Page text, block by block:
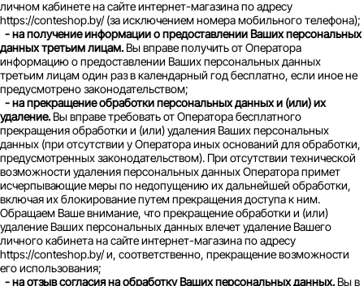
личном кабинете на сайте интернет-магазина по адресу
https://conteshop.by/ (за исключением номера мобильного телефона);
- на получение информации о предоставлении Ваших персональных
данных третьим лицам.Вы вправе получить от Оператора
информацию о предоставлении Ваших персональных данных
третьим лицам один раз в календарный год бесплатно, если иное не
предусмотрено законодательством;
- на прекращение обработки персональных данных и (или) их
удаление.Вы вправе требовать от Оператора бесплатного
прекращения обработки и (или) удаления Ваших персональных
данных (при отсутствии у Оператора иных оснований для обработки,
предусмотренных законодательством). При отсутствии технической
возможности удаления персональных данных Оператора примет
исчерпывающие меры по недопущению их дальнейшей обработки,
включая их блокирование путем прекращения доступа к ним.
Обращаем Ваше внимание, что прекращение обработки и (или)
удаление Ваших персональных данных влечет удаление Вашего
личного кабинета на сайте интернет-магазина по адресу
https://conteshop.by/ и, соответственно, прекращение возможности
его использования;
- на отзыв согласия на обработку Ваших персональных данных.Вы в